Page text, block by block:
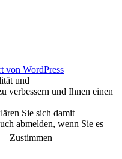
von WordPress
und
verbessern und Ihnen einen
Sie sich damit
abmelden, wenn Sie es
Zustimmen